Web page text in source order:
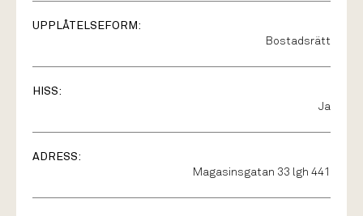
UPPLÅTELSEFORM:
Bostadsrätt
HISS:
Ja
ADRESS:
Magasinsgatan 33 lgh 441